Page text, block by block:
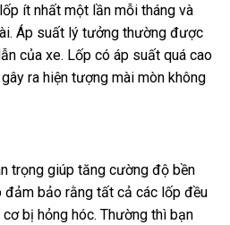
ít nhất một lần mỗi tháng và
Áp suất lý tưởng thường được
của xe. Lốp có áp suất quá cao
ra hiện tượng mài mòn không
trọng giúp tăng cường độ bền
đảm bảo rằng tất cả các lốp đều
bị hỏng hóc. Thường thì bạn